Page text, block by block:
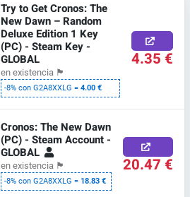
Try to Get Cronos: The
New Dawn – Random
Deluxe Edition 1 Key
(PC) - Steam Key -
GLOBAL
en existencia 🏴
-8% con G2A8XXLG =4.00 €
4.35 €
Cronos: The New Dawn
(PC) - Steam Account -
GLOBAL
en existencia 🏴
-8% con G2A8XXLG =18.83 €
20.47 €